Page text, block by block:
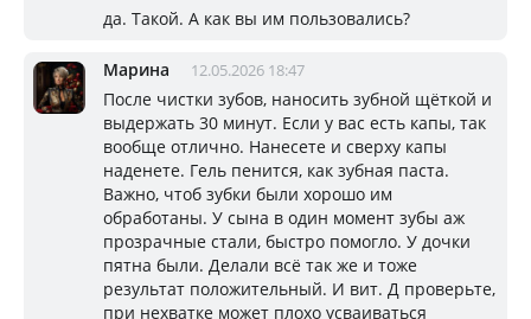
да. Такой. А как вы им пользовались?
Марина 12.05.2026 18:47
После чистки зубов, наносить зубной щёткой и
выдержать 30 минут. Если у вас есть капы, так
вообще отлично. Нанесете и сверху капы
наденете. Гель пенится, как зубная паста.
Важно, чтоб зубки были хорошо им
обработаны. У сына в один момент зубы аж
прозрачные стали, быстро помогло. У дочки
пятна были. Делали всё так же и тоже
результат положительный. И вит. Д проверьте,
при нехватке может плохо усваиваться